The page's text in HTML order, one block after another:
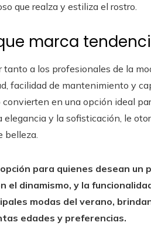
que realza y estiliza el rostro.
marca
a los profesionales de la
facilidad de mantenimiento y
en una opción ideal
elegancia y la sofisticación, le
belleza.
para quienes desean un
el dinamismo, y la
modas del verano,
edades y preferencias.